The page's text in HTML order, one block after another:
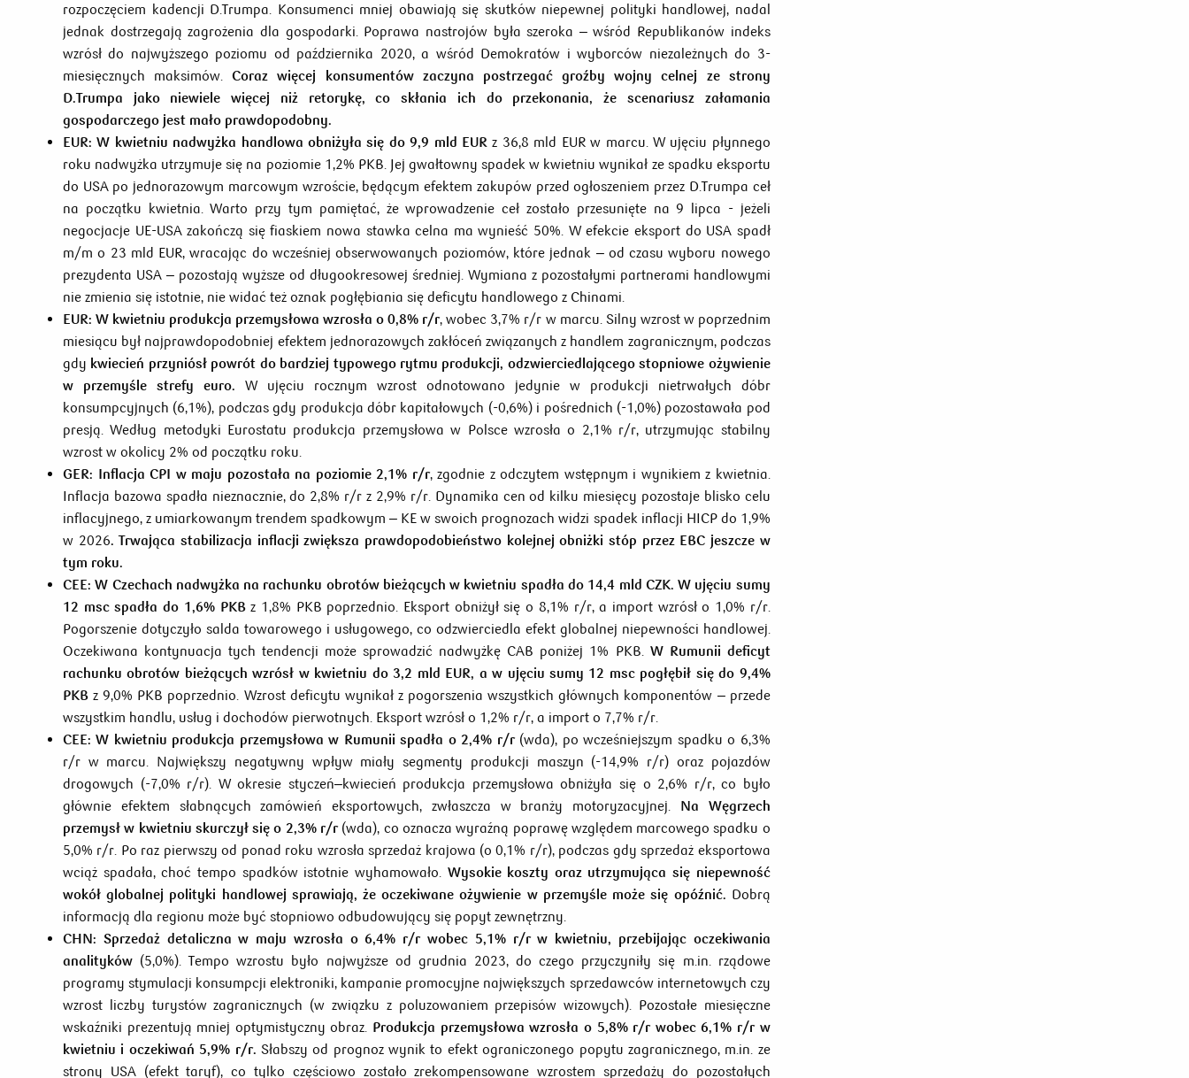
rozpoczęciem kadencji D.Trumpa. Konsumenci mniej obawiają się skutków niepewnej polityki handlowej, nadal
jednak dostrzegają zagrożenia dla gospodarki. Poprawa nastrojów była szeroka – wśród Republikanów indeks
wzrósł do najwyższego poziomu od października 2020, a wśród Demokratów i wyborców niezależnych do 3-
miesięcznych maksimów.Coraz więcej konsumentów zaczyna postrzegać groźby wojny celnej ze strony
D.Trumpa jako niewiele więcej niż retorykę, co skłania ich do przekonania, że scenariusz załamania
gospodarczego jest mało prawdopodobny.
EUR: W kwietniu nadwyżka handlowa obniżyła się do 9,9 mld EUR z 36,8 mld EUR w marcu. W ujęciu płynnego
roku nadwyżka utrzymuje się na poziomie 1,2% PKB. Jej gwałtowny spadek w kwietniu wynikał ze spadku eksportu
do USA po jednorazowym marcowym wzroście, będącym efektem zakupów przed ogłoszeniem przez D.Trumpa ceł
na początku kwietnia. Warto przy tym pamiętać, że wprowadzenie ceł zostało przesunięte na 9 lipca - jeżeli
negocjacje UE-USA zakończą się fiaskiem nowa stawka celna ma wynieść 50%. W efekcie eksport do USA spadł
m/m o 23 mld EUR, wracając do wcześniej obserwowanych poziomów, które jednak – od czasu wyboru nowego
prezydenta USA – pozostają wyższe od długookresowej średniej. Wymiana z pozostałymi partnerami handlowymi
nie zmienia się istotnie, nie widać też oznak pogłębiania się deficytu handlowego z Chinami.
EUR: W kwietniu produkcja przemysłowa wzrosła o 0,8% r/r, wobec 3,7% r/r w marcu. Silny wzrost w poprzednim
miesiącu był najprawdopodobniej efektem jednorazowych zakłóceń związanych z handlem zagranicznym, podczas
gdy kwiecień przyniósł powrót do bardziej typowego rytmu produkcji, odzwierciedlającego stopniowe ożywienie
w przemyśle strefy euro. W ujęciu rocznym wzrost odnotowano jedynie w produkcji nietrwałych dóbr
konsumpcyjnych (6,1%), podczas gdy produkcja dóbr kapitałowych (-0,6%) i pośrednich (-1,0%) pozostawała pod
presją. Według metodyki Eurostatu produkcja przemysłowa w Polsce wzrosła o 2,1% r/r, utrzymując stabilny
wzrost w okolicy 2% od początku roku.
GER: Inflacja CPI w maju pozostała na poziomie 2,1% r/r, zgodnie z odczytem wstępnym i wynikiem z kwietnia.
Inflacja bazowa spadła nieznacznie, do 2,8% r/r z 2,9% r/r. Dynamika cen od kilku miesięcy pozostaje blisko celu
inflacyjnego, z umiarkowanym trendem spadkowym – KE w swoich prognozach widzi spadek inflacji HICP do 1,9%
w 2026. Trwająca stabilizacja inflacji zwiększa prawdopodobieństwo kolejnej obniżki stóp przez EBC jeszcze w
tym roku.
CEE: W Czechach nadwyżka na rachunku obrotów bieżących w kwietniu spadła do 14,4 mld CZK. W ujęciu sumy
12 msc spadła do 1,6% PKBz 1,8% PKB poprzednio. Eksport obniżył się o 8,1% r/r, a import wzrósł o 1,0% r/r.
Pogorszenie dotyczyło salda towarowego i usługowego, co odzwierciedla efekt globalnej niepewności handlowej.
Oczekiwana kontynuacja tych tendencji może sprowadzić nadwyżkę CAB poniżej 1% PKB. W Rumunii deficyt
rachunku obrotów bieżących wzrósł w kwietniu do 3,2 mld EUR, a w ujęciu sumy 12 msc pogłębił się do 9,4%
PKB z 9,0% PKB poprzednio. Wzrost deficytu wynikał z pogorszenia wszystkich głównych komponentów – przede
wszystkim handlu, usług i dochodów pierwotnych. Eksport wzrósł o 1,2% r/r, a import o 7,7% r/r.
CEE: W kwietniu produkcja przemysłowa w Rumunii spadła o 2,4% r/r(wda), po wcześniejszym spadku o 6,3%
r/r w marcu. Największy negatywny wpływ miały segmenty produkcji maszyn (-14,9% r/r) oraz pojazdów
drogowych (-7,0% r/r). W okresie styczeń–kwiecień produkcja przemysłowa obniżyła się o 2,6% r/r, co było
głównie efektem słabnących zamówień eksportowych, zwłaszcza w branży motoryzacyjnej. Na Węgrzech
przemysł w kwietniu skurczył się o 2,3% r/r(wda), co oznacza wyraźną poprawę względem marcowego spadku o
5,0% r/r. Po raz pierwszy od ponad roku wzrosła sprzedaż krajowa (o 0,1% r/r), podczas gdy sprzedaż eksportowa
wciąż spadała, choć tempo spadków istotnie wyhamowało. Wysokie koszty oraz utrzymująca się niepewność
wokół globalnej polityki handlowej sprawiają, że oczekiwane ożywienie w przemyśle może się opóźnić. Dobrą
informacją dla regionu może być stopniowo odbudowujący się popyt zewnętrzny.
CHN: Sprzedaż detaliczna w maju wzrosła o 6,4% r/r wobec 5,1% r/r w kwietniu, przebijając oczekiwania
analityków (5,0%). Tempo wzrostu było najwyższe od grudnia 2023, do czego przyczyniły się m.in. rządowe
programy stymulacji konsumpcji elektroniki, kampanie promocyjne największych sprzedawców internetowych czy
wzrost liczby turystów zagranicznych (w związku z poluzowaniem przepisów wizowych). Pozostałe miesięczne
wskaźniki prezentują mniej optymistyczny obraz. Produkcja przemysłowa wzrosła o 5,8% r/r wobec 6,1% r/r w
kwietniu i oczekiwań 5,9% r/r. Słabszy od prognoz wynik to efekt ograniczonego popytu zagranicznego, m.in. ze
strony USA (efekt taryf), co tylko częściowo zostało zrekompensowane wzrostem sprzedaży do pozostałych